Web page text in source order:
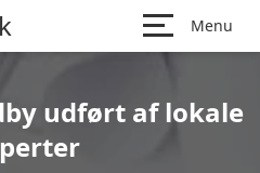
Menu
udført af lokale